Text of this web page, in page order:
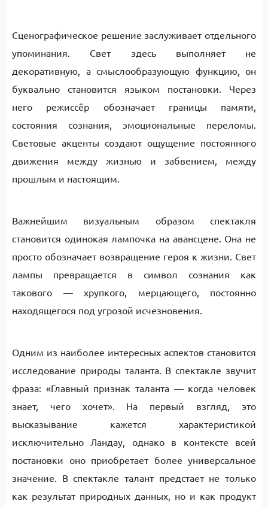
Сценографическое решение заслуживает отдельного
упоминания. Свет здесь выполняет не
декоративную, а смыслообразующую функцию, он
буквально становится языком постановки. Через
него режиссёр обозначает границы памяти,
состояния сознания, эмоциональные переломы.
Световые акценты создают ощущение постоянного
движения между жизнью и забвением, между
прошлым и настоящим.
Важнейшим визуальным образом спектакля
становится одинокая лампочка на авансцене. Она не
просто обозначает возвращение героя к жизни. Свет
лампы превращается в символ сознания как
такового — хрупкого, мерцающего, постоянно
находящегося под угрозой исчезновения.
Одним из наиболее интересных аспектов становится
исследование природы таланта. В спектакле звучит
фраза: «Главный признак таланта — когда человек
знает, чего хочет». На первый взгляд, это
высказывание кажется характеристикой
исключительно Ландау, однако в контексте всей
постановки оно приобретает более универсальное
значение. В спектакле талант предстает не только
как результат природных данных, но и как продукт